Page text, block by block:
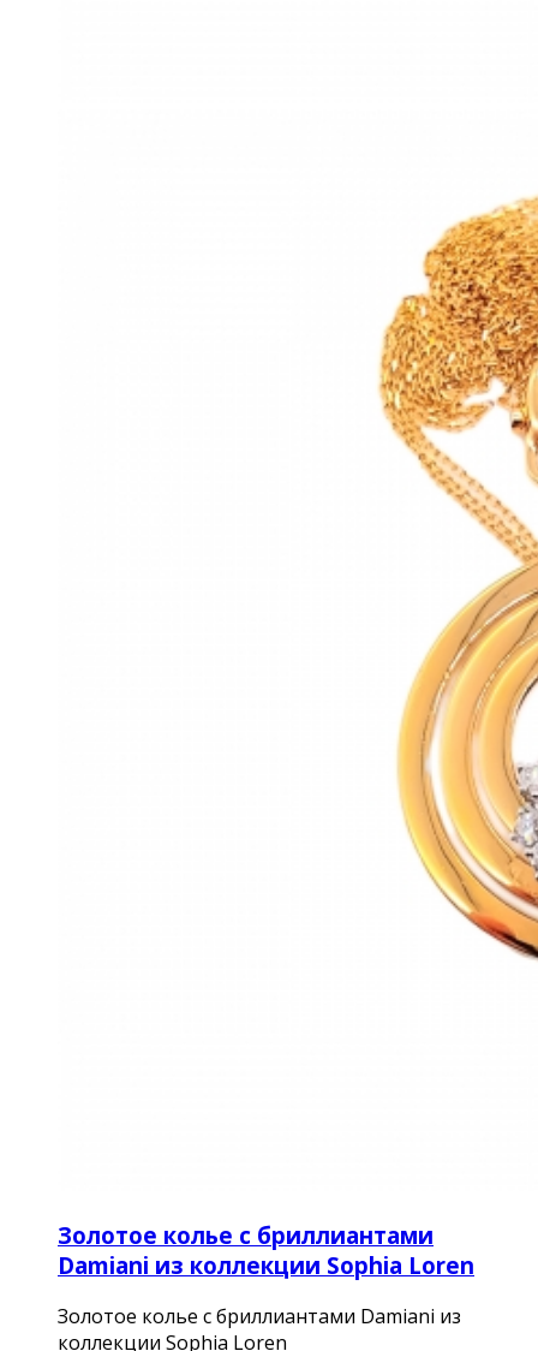
Золотое колье с бриллиантами
Damiani из коллекции Sophia Loren
Золотое колье с бриллиантами Damiani из
коллекции Sophia Loren